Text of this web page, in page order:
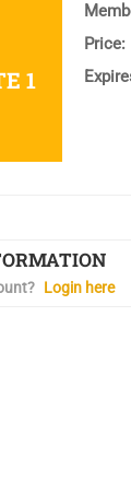
1
Price:
Login here